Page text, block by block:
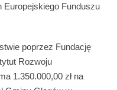
Funduszu
poprzez Fundację
Rozwoju
1.350.000,00 zł na